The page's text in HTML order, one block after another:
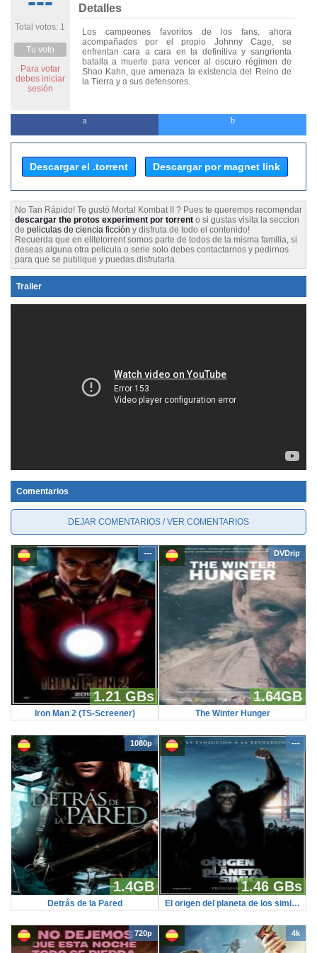
Total votos: 1
Tu voto
Para votar
debes iniciar
sesión
Detalles
Los campeones favoritos de los fans, ahora
acompañados por el propio Johnny Cage, se
enfrentan cara a cara en la definitiva y sangrienta
batalla a muerte para vencer al oscuro régimen de
Shao Kahn, que amenaza la existencia del Reino de
la Tierra y a sus defensores.
Descargar el .torrent Descargar por magnet link
No Tan Rápido! Te gustó Mortal Kombat II ? Pues te queremos recomendar
descargar the protos experiment por torrent o si gustas visita la seccion
de peliculas de ciencia ficción y disfruta de todo el contenido!
Recuerda que en elitetorrent somos parte de todos de la misma familia, si
deseas alguna otra pelicula o serie solo debes contactarnos y pedirnos
para que se publique y puedas disfrutarla.
Trailer
Comentarios
DEJAR COMENTARIOS / VER COMENTARIOS
---
1.21 GBs
Iron Man 2 (TS-Screener)
DVDrip
1.64GB
The Winter Hunger
1080p
1.4GB
Detrás de la Pared
---
1.46 GBs
El origen del planeta de los simios (TS-Screener)
720p 4k